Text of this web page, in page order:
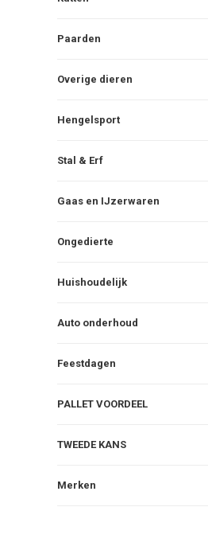
Paarden
Overige dieren
Hengelsport
Stal & Erf
Gaas en IJzerwaren
Ongedierte
Huishoudelijk
Auto onderhoud
Feestdagen
PALLET VOORDEEL
TWEEDE KANS
Merken